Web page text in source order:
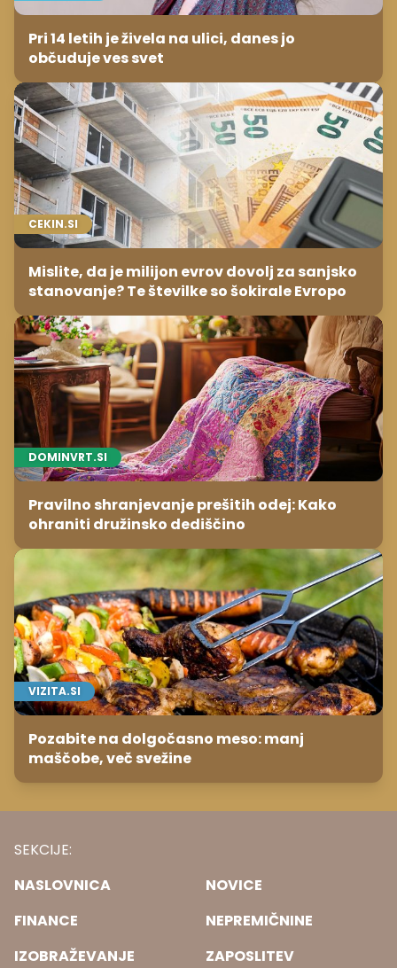
Pri 14 letih je živela na ulici, danes jo
občuduje ves svet
CEKIN.SI
Mislite, da je milijon evrov dovolj za sanjsko
stanovanje? Te številke so šokirale Evropo
DOMINVRT.SI
Pravilno shranjevanje prešitih odej: Kako
ohraniti družinsko dediščino
VIZITA.SI
Pozabite na dolgočasno meso: manj
maščobe, več svežine
SEKCIJE:
NASLOVNICA
NOVICE
FINANCE
NEPREMIČNINE
IZOBRAŽEVANJE
ZAPOSLITEV